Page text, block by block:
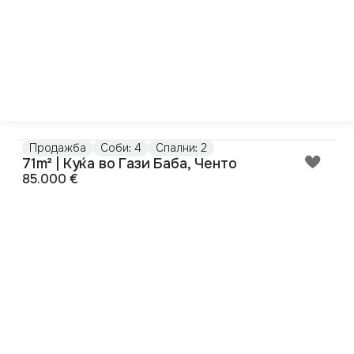
Продажба Соби: 4 Спални: 2
71m² | Куќа во Гази Баба, Ченто
85.000 €